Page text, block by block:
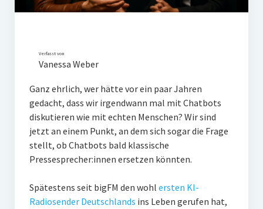
Gesellschaft & Medien
Künstliche Intelligenz
Wasserknappheit in Deutschland
Klimaneutrales Tanken
Zukunft der Bildung
Vom Trend zur Tonne
Verfasst von
Vanessa Weber
Ganz ehrlich, wer hätte vor ein paar Jahren
gedacht, dass wir irgendwann mal mit Chatbots
diskutieren wie mit echten Menschen? Wir sind
jetzt an einem Punkt, an dem sich sogar die Frage
stellt, ob Chatbots bald klassische
Pressesprecher:innen ersetzen könnten.
Spätestens seit bigFM den wohl ersten KI-
Radiosender Deutschlands ins Leben gerufen hat,